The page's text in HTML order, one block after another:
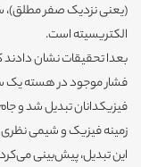
(یعنی نزدیک صفر مطلق)،
الکتریسیته است.
بعدا تحقیقات نشان دادند
فشار موجود در هسته یک
فیزیکدانان تبدیل شد و
زمینه فیزیک و شیمی نظری
این تبدیل، پیش‌بینی